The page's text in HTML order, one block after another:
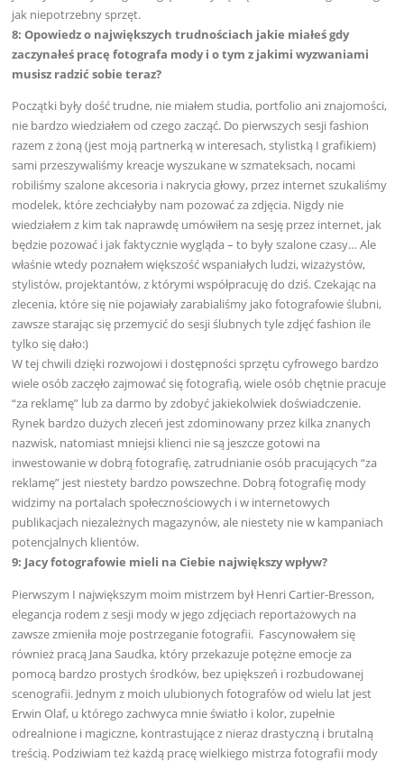
jak niepotrzebny sprzęt.
8: Opowiedz o największych trudnościach jakie miałeś gdy
zaczynałeś pracę fotografa mody i o tym z jakimi wyzwaniami
musisz radzić sobie teraz?
Początki były dość trudne, nie miałem studia, portfolio ani znajomości,
nie bardzo wiedziałem od czego zacząć. Do pierwszych sesji fashion
razem z żoną (jest moją partnerką w interesach, stylistką I grafikiem)
sami przeszywaliśmy kreacje wyszukane w szmateksach, nocami
robiliśmy szalone akcesoria i nakrycia głowy, przez internet szukaliśmy
modelek, które zechciałyby nam pozować za zdjęcia. Nigdy nie
wiedziałem z kim tak naprawdę umówiłem na sesję przez internet, jak
będzie pozować i jak faktycznie wygląda – to były szalone czasy… Ale
właśnie wtedy poznałem większość wspaniałych ludzi, wizażystów,
stylistów, projektantów, z którymi współpracuję do dziś. Czekając na
zlecenia, które się nie pojawiały zarabialiśmy jako fotografowie ślubni,
zawsze starając się przemycić do sesji ślubnych tyle zdjęć fashion ile
tylko się dało:)
W tej chwili dzięki rozwojowi i dostępności sprzętu cyfrowego bardzo
wiele osób zaczęło zajmować się fotografią, wiele osób chętnie pracuje
“za reklamę” lub za darmo by zdobyć jakiekolwiek doświadczenie.
Rynek bardzo dużych zleceń jest zdominowany przez kilka znanych
nazwisk, natomiast mniejsi klienci nie są jeszcze gotowi na
inwestowanie w dobrą fotografię, zatrudnianie osób pracujących “za
reklamę” jest niestety bardzo powszechne. Dobrą fotografię mody
widzimy na portalach społecznościowych i w internetowych
publikacjach niezależnych magazynów, ale niestety nie w kampaniach
potencjalnych klientów.
9: Jacy fotografowie mieli na Ciebie największy wpływ?
Pierwszym I największym moim mistrzem był Henri Cartier-Bresson,
elegancja rodem z sesji mody w jego zdjęciach reportażowych na
zawsze zmieniła moje postrzeganie fotografii. Fascynowałem się
również pracą Jana Saudka, który przekazuje potężne emocje za
pomocą bardzo prostych środków, bez upiększeń i rozbudowanej
scenografii. Jednym z moich ulubionych fotografów od wielu lat jest
Erwin Olaf, u którego zachwyca mnie światło i kolor, zupełnie
odrealnione i magiczne, kontrastujące z nieraz drastyczną i brutalną
treścią. Podziwiam też każdą pracę wielkiego mistrza fotografii mody